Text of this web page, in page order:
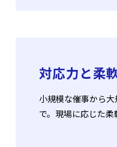
対応力と柔
小規模な催事から
で。現場に応じた柔